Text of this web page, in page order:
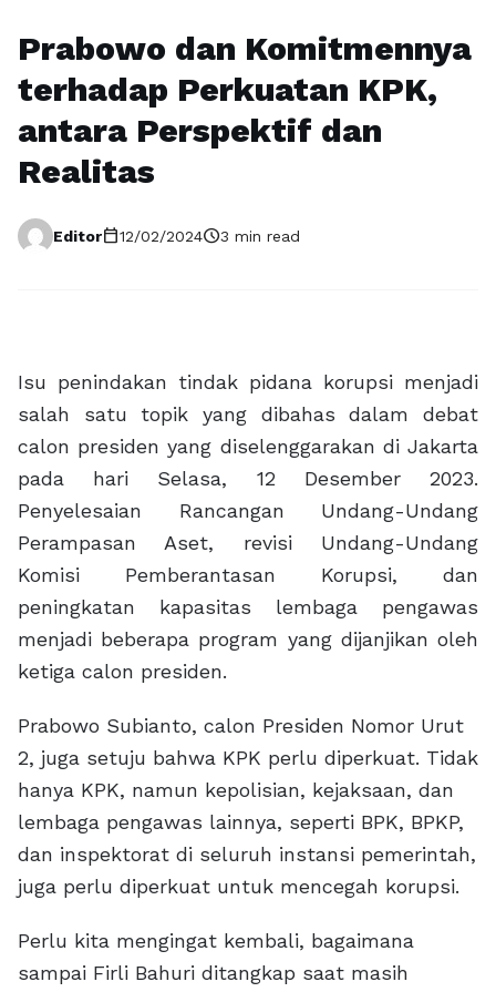
Prabowo dan Komitmennya
terhadap Perkuatan KPK,
antara Perspektif dan
Realitas
Editorcalendar_today12/02/2024schedule3 min read
Isu penindakan tindak pidana korupsi menjadi
salah satu topik yang dibahas dalam debat
calon presiden yang diselenggarakan di Jakarta
pada hari Selasa, 12 Desember 2023.
Penyelesaian Rancangan Undang-Undang
Perampasan Aset, revisi Undang-Undang
Komisi Pemberantasan Korupsi, dan
peningkatan kapasitas lembaga pengawas
menjadi beberapa program yang dijanjikan oleh
ketiga calon presiden.
Prabowo Subianto, calon Presiden Nomor Urut
2, juga setuju bahwa KPK perlu diperkuat. Tidak
hanya KPK, namun kepolisian, kejaksaan, dan
lembaga pengawas lainnya, seperti BPK, BPKP,
dan inspektorat di seluruh instansi pemerintah,
juga perlu diperkuat untuk mencegah korupsi.
Perlu kita mengingat kembali, bagaimana
sampai Firli Bahuri ditangkap saat masih